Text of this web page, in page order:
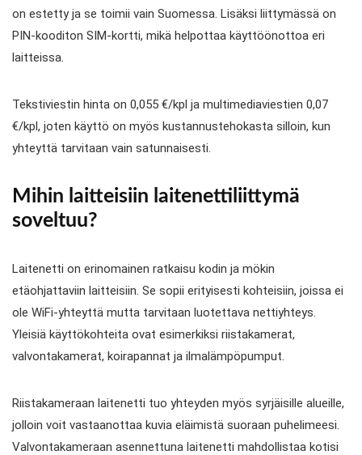
on estetty ja se toimii vain Suomessa. Lisäksi liittymässä on
PIN-kooditon SIM-kortti, mikä helpottaa käyttöönottoa eri
laitteissa.
Tekstiviestin hinta on 0,055 €/kpl ja multimediaviestien 0,07
€/kpl, joten käyttö on myös kustannustehokasta silloin, kun
yhteyttä tarvitaan vain satunnaisesti.
Mihin laitteisiin laitenettiliittymä
soveltuu?
Laitenetti on erinomainen ratkaisu kodin ja mökin
etäohjattaviin laitteisiin. Se sopii erityisesti kohteisiin, joissa ei
ole WiFi-yhteyttä mutta tarvitaan luotettava nettiyhteys.
Yleisiä käyttökohteita ovat esimerkiksi riistakamerat,
valvontakamerat, koirapannat ja ilmalämpöpumput.
Riistakameraan laitenetti tuo yhteyden myös syrjäisille alueille,
jolloin voit vastaanottaa kuvia eläimistä suoraan puhelimeesi.
Valvontakameraan asennettuna laitenetti mahdollistaa kotisi